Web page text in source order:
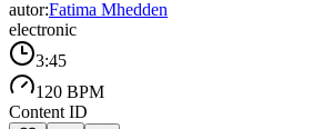
autor:Fatima Mhedden
electronic
3:45
120 BPM
Content ID